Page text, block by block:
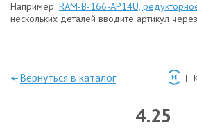
Например: RAM-B-166-AP14U,
нескольких деталей вводите артикул
—Вернуться в каталог
4.25